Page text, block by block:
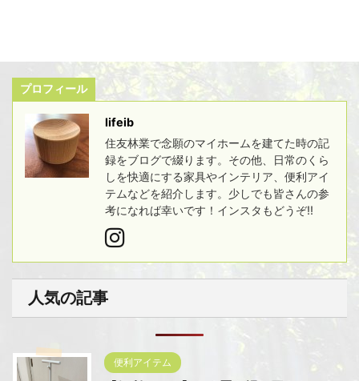
プロフィール
lifeib
住友林業で念願のマイホームを建てた時の記
録をブログで綴ります。その他、日常のくら
しを快適にする家具やインテリア、便利アイ
テムなどを紹介します。少しでも皆さんの参
考になれば幸いです！インスタもどうぞ!!
人気の記事
便利アイテム